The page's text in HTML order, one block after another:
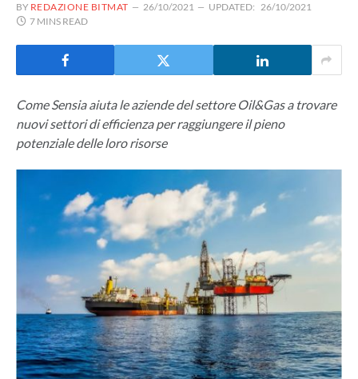
BY REDAZIONE BITMAT 26/10/2021 UPDATED: 26/10/2021
7 MINS READ
Come Sensia aiuta le aziende del settore Oil&Gas a trovare
nuovi settori di efficienza per raggiungere il pieno
potenziale delle loro risorse